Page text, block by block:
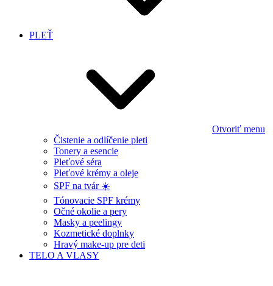
PLEŤ
Otvoriť menu
Čistenie a odlíčenie pleti
Tonery a esencie
Pleťové séra
Pleťové krémy a oleje
SPF na tvár ☀️
Tónovacie SPF krémy
Očné okolie a pery
Masky a peelingy
Kozmetické doplnky
Hravý make-up pre deti
TELO A VLASY